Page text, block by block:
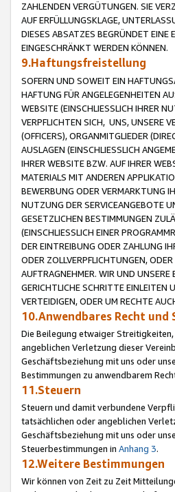
ZAHLENDEN VERGÜTUNGEN. SIE
AUF ERFÜLLUNGSKLAGE,
DIESES ABSATZES BEGRÜNDET
EINGESCHRÄNKT WERDEN KÖNNEN.
9.Haftungsfreistellung
SOFERN UND SOWEIT EIN
HAFTUNG FÜR ANGELEGENHEITEN
WEBSITE (EINSCHLIESSLICH IHRER
VERPFLICHTEN SICH, UNS, UNSERE
(OFFICERS), ORGANMITGLIEDER
AUSLAGEN (EINSCHLIESSLICH
IHRER WEBSITE BZW. AUF IHRER
MATERIALS MIT ANDEREN
BEWERBUNG ODER VERMARKTUNG
NUTZUNG DER SERVICEANGEBOTE
GESETZLICHEN BESTIMMUNGEN
(EINSCHLIESSLICH EINER
DER EINTREIBUNG ODER ZAHLUNG
ODER ZOLLVERPFLICHTUNGEN,
AUFTRAGNEHMER. WIR UND
GERICHTLICHE SCHRITTE EINLEITEN
VERTEIDIGEN, ODER UM RECHTE
10.Anwendbares Recht
Die Beilegung etwaiger
angeblichen Verletzung dieser
Geschäftsbeziehung mit uns oder
Bestimmungen zu anwendbarem
11.Steuern
Steuern und damit verbundene
tatsächlichen oder angeblichen
Geschäftsbeziehung mit uns oder
Steuerbestimmungen in Anhang 3.
12.Weitere Bestimmungen
Wir können von Zeit zu Zeit